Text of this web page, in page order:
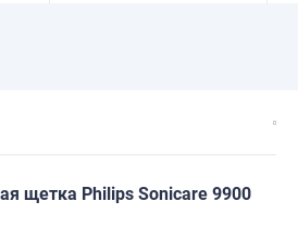
щетка Philips Sonicare 9900